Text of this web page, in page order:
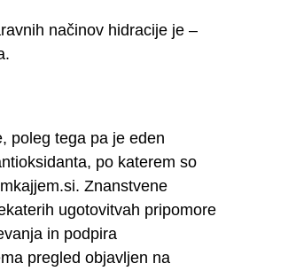
načinov hidracije je –
poleg tega pa je eden
po katerem so
Znanstvene
ugotovitvah pripomore
in podpira
pregled objavljen na